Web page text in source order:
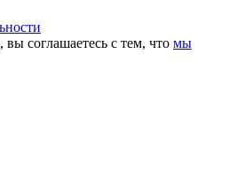
соглашаетесь с тем, что мы